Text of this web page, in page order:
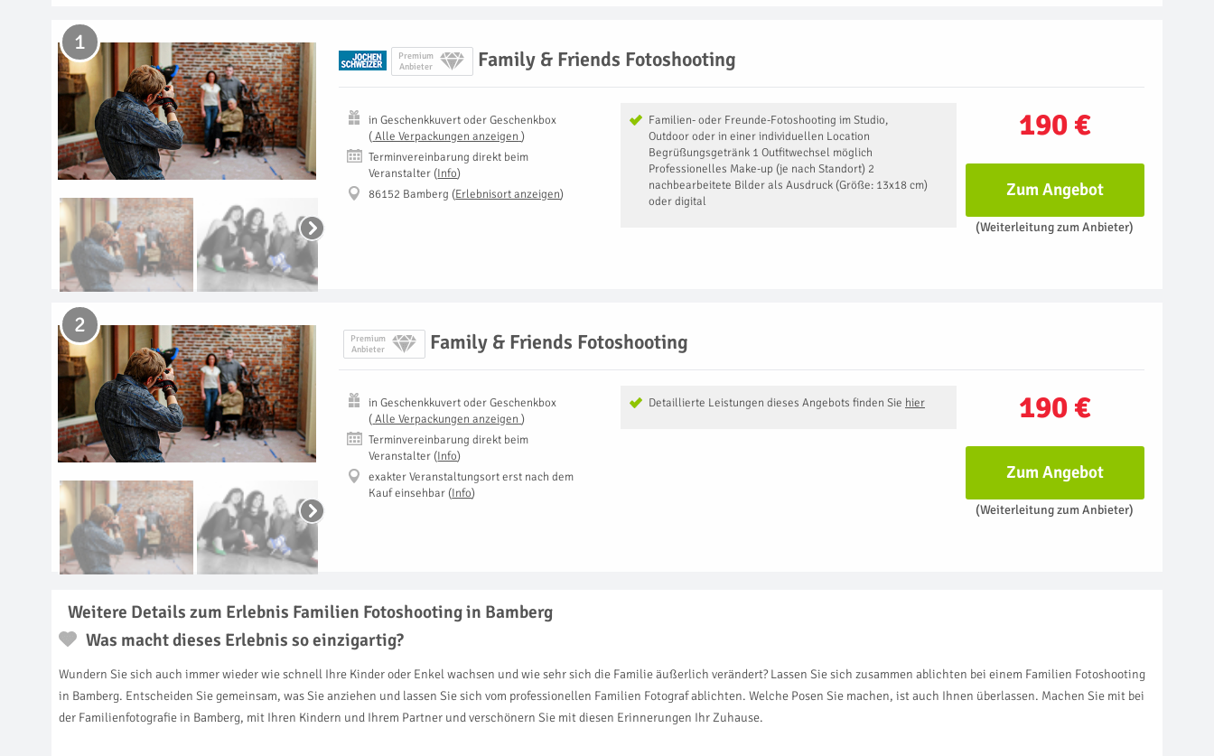
Premium
Anbieter
Family & Friends Fotoshooting
1
190 €
Familien- oder Freunde-Fotoshooting im Studio,
Outdoor oder in einer individuellen Location
Begrüßungsgetränk 1 Outfitwechsel möglich
Professionelles Make-up (je nach Standort) 2
nachbearbeitete Bilder als Ausdruck (Größe: 13x18 cm)
oder digital
inGeschenkkuvert oder Geschenkbox
( Alle Verpackungen anzeigen )
Terminvereinbarung direkt beim
Veranstalter (Info)
86152 Bamberg (Erlebnisort anzeigen) Zum Angebot
(Weiterleitung zum Anbieter)
Premium
Anbieter
Family & Friends Fotoshooting
2
190 €
Detaillierte Leistungen dieses Angebots finden Sie hier
inGeschenkkuvert oder Geschenkbox
( Alle Verpackungen anzeigen )
Terminvereinbarung direkt beim
Veranstalter (Info)
exakter Veranstaltungsort erst nach dem
Kauf einsehbar (Info)
Zum Angebot
(Weiterleitung zum Anbieter)
Weitere Details zum Erlebnis Familien Fotoshooting in Bamberg
Was macht dieses Erlebnis so einzigartig?
Wundern Sie sich auch immer wieder wie schnell Ihre Kinder oder Enkel wachsen und wie sehr sich die Familie äußerlich verändert? Lassen Sie sich zusammen ablichten bei einem Familien Fotoshooting
in Bamberg. Entscheiden Sie gemeinsam, was Sie anziehen und lassen Sie sich vom professionellen Familien Fotograf ablichten. Welche Posen Sie machen, ist auch Ihnen überlassen. Machen Sie mit bei
der Familienfotografie in Bamberg, mit Ihren Kindern und Ihrem Partner und verschönern Sie mit diesen Erinnerungen Ihr Zuhause.